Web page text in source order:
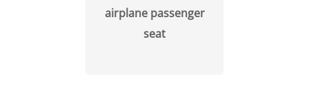
airplane passenger
seat